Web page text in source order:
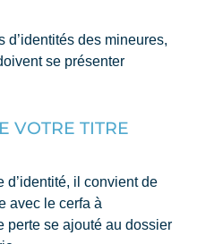
d’identités des mineures,
se présenter
VOTRE TITRE
d’identité, il convient de
avec le cerfa à
perte se ajouté au dossier